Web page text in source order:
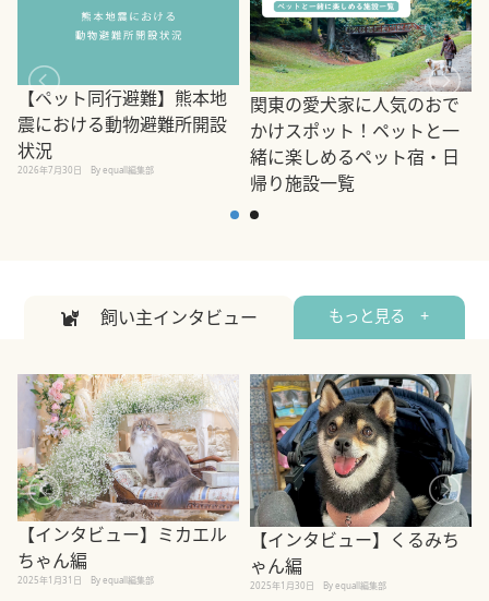
【ペット同行避難】熊本地
震における動物避難所開設
状況
2026年7月30日 By equall編集部
関東の愛犬家に人気のおで
かけスポット！ペットと一
緒に楽しめるペット宿・日
帰り施設一覧
飼い主インタビュー もっと見る +
【インタビュー】ミカエル
ちゃん編
2025年1月31日 By equall編集部
【インタビュー】くるみち
ゃん編
2025年1月30日 By equall編集部